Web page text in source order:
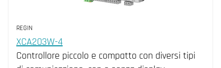
Marchio
REGIN
XCA203W-4
Controllore piccolo e compatto con diversi tipi